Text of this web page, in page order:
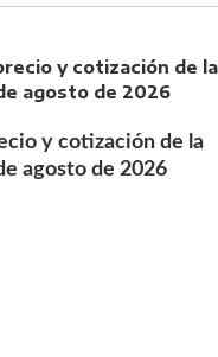
y cotización de la
agosto de 2026